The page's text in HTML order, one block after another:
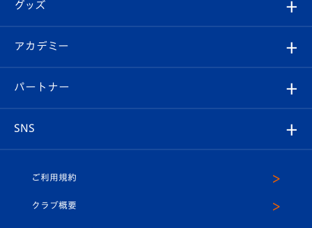
チケット
イベント
メディア
ホームタウン
スタッフプロフィール
マスコット紹介
Revive Team
ヴィヴィくんの長崎おもてなしガイド
フォトギャラリー
スタジアムグルメ
V-LOVERS（ファンクラブ）
プレイヤーズスイート
グッズ
オンラインショップ
店舗情報
アカデミー
育成からのお知らせ
U-18
パートナー
SNS
ヴィヴィくんインスタグラム
ご利用規約
クラブ概要